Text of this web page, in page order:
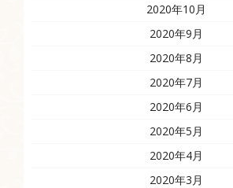
2020年10月
2020年9月
2020年8月
2020年7月
2020年6月
2020年5月
2020年4月
2020年3月